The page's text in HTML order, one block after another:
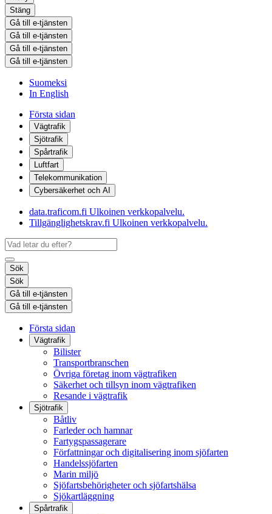
Stäng
Gå till e-tjänsten
Gå till e-tjänsten
Gå till e-tjänsten
Gå till e-tjänsten
Suomeksi
In English
Första sidan
Vägtrafik
Sjötrafik
Spårtrafik
Luftfart
Telekommunikation
Cybersäkerhet och AI
data.traficom.fi Ulkoinen verkkopalvelu.
Tillgänglighetskrav.fi Ulkoinen verkkopalvelu.
Sök
Sök
Gå till e-tjänsten
Gå till e-tjänsten
Första sidan
Vägtrafik
Bilister
Transportbranschen
Övriga företag inom vägtrafiken
Säkerhet och tillsyn inom vägtrafiken
Resande i vägtrafik
Sjötrafik
Båtliv
Farleder och hamnar
Fartygspassagerare
Författningar och digitalisering inom sjöfarten
Handelssjöfarten
Marin miljö
Sjöfartsbehörigheter och sjöfartshälsa
Sjökartläggning
Spårtrafik